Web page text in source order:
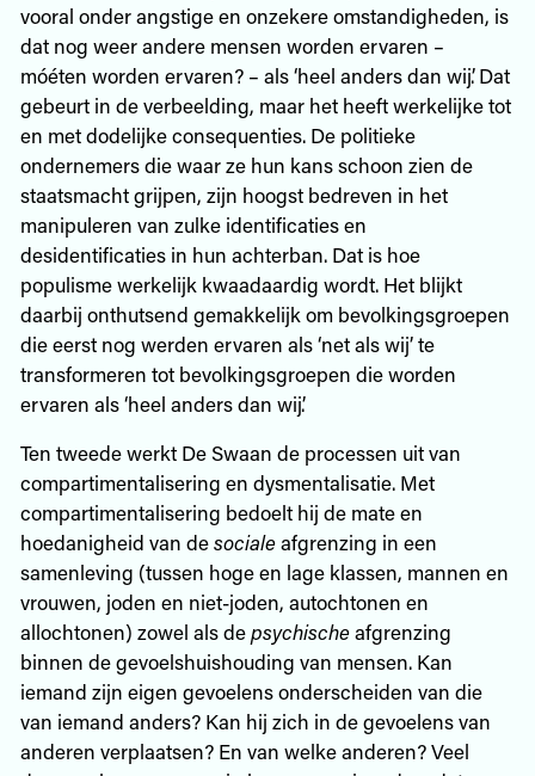
vooral onder angstige en onzekere omstandigheden, is
dat nog weer andere mensen worden ervaren –
móéten worden ervaren? – als ‘heel anders dan wij’. Dat
gebeurt in de verbeelding, maar het heeft werkelijke tot
en met dodelijke consequenties. De politieke
ondernemers die waar ze hun kans schoon zien de
staatsmacht grijpen, zijn hoogst bedreven in het
manipuleren van zulke identificaties en
desidentificaties in hun achterban. Dat is hoe
populisme werkelijk kwaadaardig wordt. Het blijkt
daarbij onthutsend gemakkelijk om bevolkingsgroepen
die eerst nog werden ervaren als ‘net als wij’ te
transformeren tot bevolkingsgroepen die worden
ervaren als ‘heel anders dan wij’.
Ten tweede werkt De Swaan de processen uit van
compartimentalisering en dysmentalisatie. Met
compartimentalisering bedoelt hij de mate en
hoedanigheid van desocialeafgrenzing in een
samenleving (tussen hoge en lage klassen, mannen en
vrouwen, joden en niet-joden, autochtonen en
allochtonen) zowel als depsychischeafgrenzing
binnen de gevoelshuishouding van mensen. Kan
iemand zijn eigen gevoelens onderscheiden van die
van iemand anders? Kan hij zich in de gevoelens van
anderen verplaatsen? En van welke anderen? Veel